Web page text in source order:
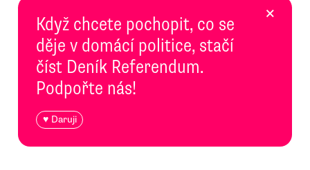
Když chcete pochopit, co se
děje v domácí politice, stačí
číst Deník Referendum.
Podpořte nás!
♥ Daruji
×